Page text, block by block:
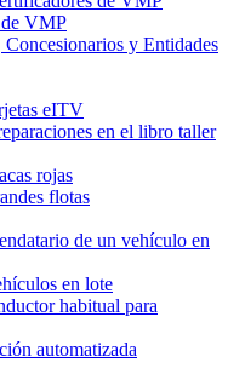
VMP
Concesionarios y Entidades
eITV
en el libro taller
rojas
flotas
de un vehículo en
en lote
habitual para
automatizada